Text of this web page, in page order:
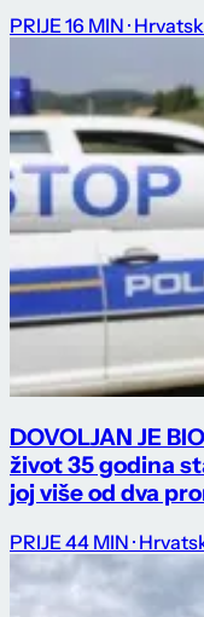
PRIJE 16 MIN ·
DOVOLJAN JE
život 35 godina
joj više od dva
PRIJE 44 MIN ·